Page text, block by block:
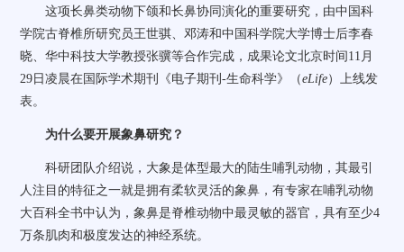
这项长鼻类动物下颌和长鼻协同演化的重要研究，由中国科
学院古脊椎所研究员王世骐、邓涛和中国科学院大学博士后李春
晓、华中科技大学教授张骥等合作完成，成果论文北京时间11月
29日凌晨在国际学术期刊《电子期刊-生命科学》（eLife）上线发
表。
为什么要开展象鼻研究？
科研团队介绍说，大象是体型最大的陆生哺乳动物，其最引
人注目的特征之一就是拥有柔软灵活的象鼻，有专家在哺乳动物
大百科全书中认为，象鼻是脊椎动物中最灵敏的器官，具有至少4
万条肌肉和极度发达的神经系统。